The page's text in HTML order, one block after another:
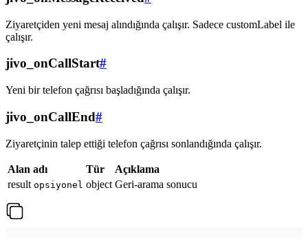
Ziyaretçiden yeni mesaj alındığında çalışır. Sadece customLabel ile
çalışır.
jivo_onCallStart#
Yeni bir telefon çağrısı başladığında çalışır.
jivo_onCallEnd#
Ziyaretçinin talep ettiği telefon çağrısı sonlandığında çalışır.
Alan adı Tür
Açıklama
result opsiyonel object Geri-arama sonucu